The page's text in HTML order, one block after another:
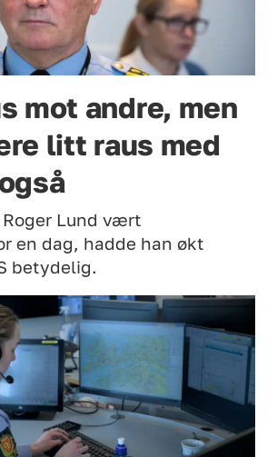
mot andre, men
litt raus med
Lund vært
en dag, hadde han økt
betydelig.